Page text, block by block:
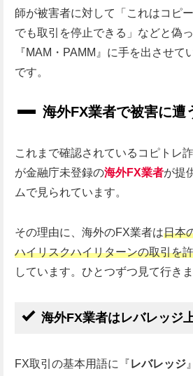
師が被害者に対して「これはコピ
でも取引を停止できる」などと偽
『MAM・PAMM』に手を出させて
です。
海外FX業者で被害に遭
これまで確認されているコピトレ
が金融庁未登録の海外FX業者が提
ムで見られています。
その理由に、海外のFX業者は日本
ハイリスクハイリターンの取引を
しています。ひとつずつ見て行きま
海外FX業者はレバレッジ
FX取引の基本用語に『レバレッジ